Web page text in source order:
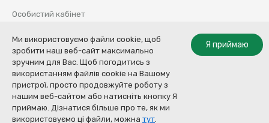
Купити
Особистий кабінет
Обрані товари
© Колор Систем ТОВ | Професійні рішення для кузовного ремонту |
2009-2020
Я приймаю
Ми використовуємо файли cookie, щоб
зробити наш веб-сайт максимально
зручним для Вас. Щоб погодитись з
використанням файлів cookie на Вашому
пристрої, просто продовжуйте роботу з
нашим веб-сайтом або натисніть кнопку Я
приймаю. Дізнатися більше про те, як ми
використовуємо ці файли, можна тут.